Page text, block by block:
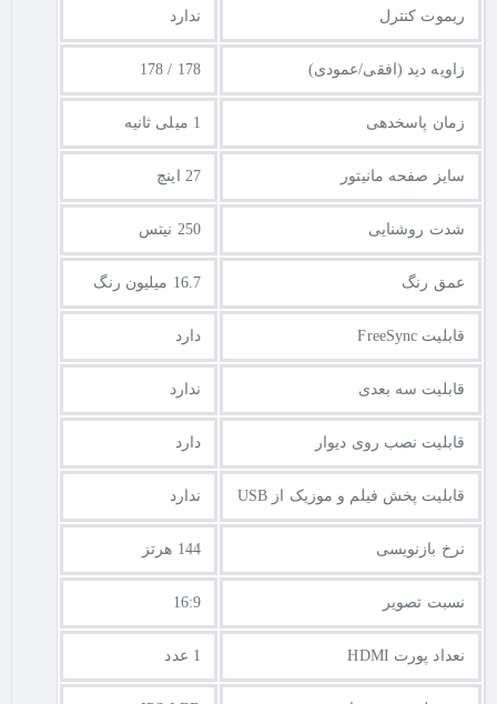
ریموت کنترل ندارد
زاویه دید (افقی/عمودی) 178 / 178
زمان پاسخدهی 1 میلی ثانیه
سایز صفحه مانیتور 27 اینچ
شدت روشنایی 250 نیتس
عمق رنگ 16.7 میلیون رنگ
قابلیت FreeSync دارد
قابلیت سه بعدی ندارد
قابلیت نصب روی دیوار دارد
قابلیت پخش فیلم و موزیک از USB ندارد
نرخ بازنویسی 144 هرتز
نسبت تصویر 16:9
نعداد پورت HDMI 1 عدد